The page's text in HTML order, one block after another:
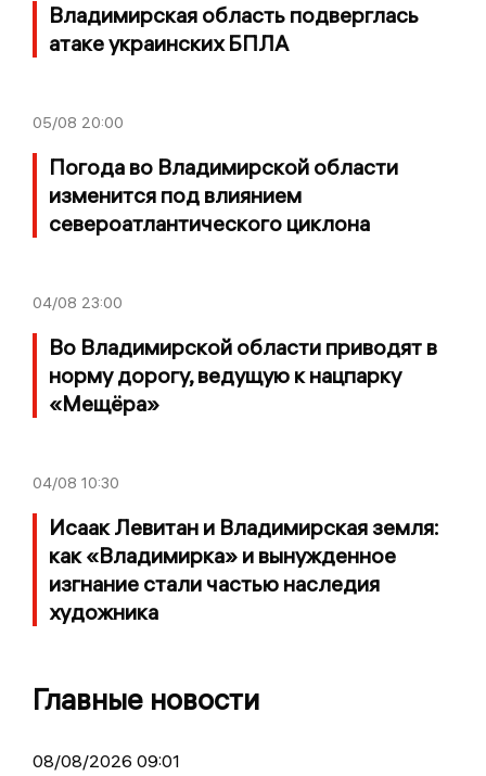
Владимирская область подверглась
атаке украинских БПЛА
05/08 20:00
Погода во Владимирской области
изменится под влиянием
североатлантического циклона
04/08 23:00
Во Владимирской области приводят в
норму дорогу, ведущую к нацпарку
«Мещёра»
04/08 10:30
Исаак Левитан и Владимирская земля:
как «Владимирка» и вынужденное
изгнание стали частью наследия
художника
Главные новости
08/08/2026 09:01